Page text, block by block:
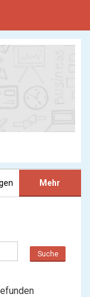
Mehr
Suche